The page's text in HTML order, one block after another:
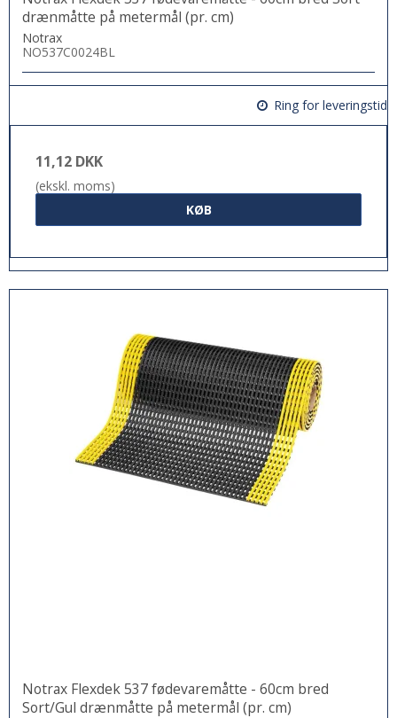
drænmåtte på metermål (pr. cm)
Notrax
NO537C0024BL
Ring for leveringstid
11,12 DKK
(ekskl. moms)
KØB
Notrax Flexdek 537 fødevaremåtte - 60cm bred
Sort/Gul drænmåtte på metermål (pr. cm)